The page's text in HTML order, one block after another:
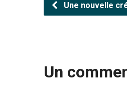
Une nouvelle
Un